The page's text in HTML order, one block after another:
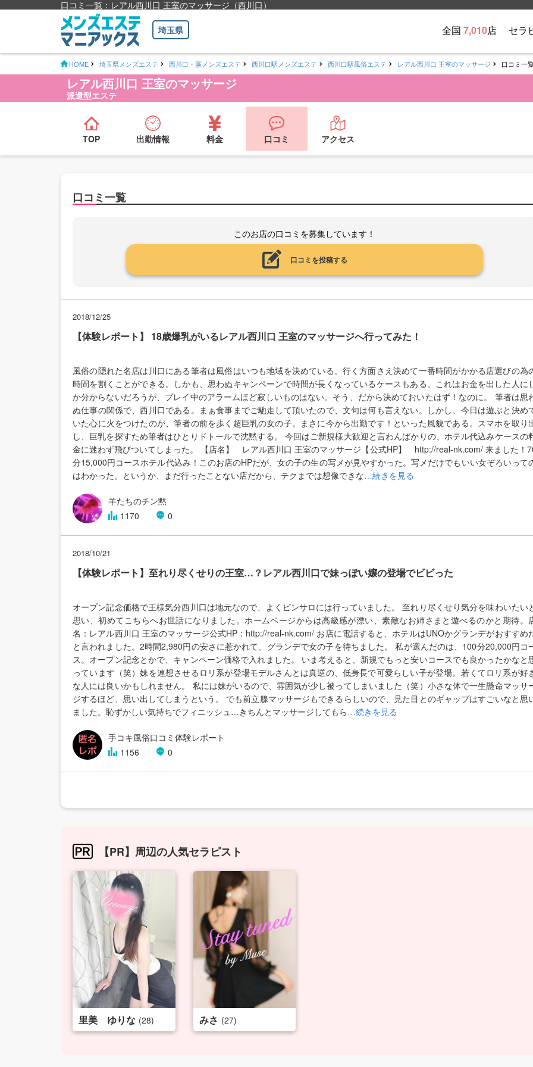
口コミ一覧：レアル西川口 王室のマッサージ（西川口）
埼玉県 全国 7,010店 セラ
HOME 埼玉県メンズエステ 西川口・蕨メンズエステ 西川口駅メンズエステ 西川口駅風俗エステ レアル西川口 王室のマッサージ 口コミ一
レアル西川口 王室のマッサージ
派遣型エステ
TOP 出勤情報 料金 口コミ アクセス
口コミ一覧
このお店の口コミを募集しています！
口コミを投稿する
2018/12/25
【体験レポート】 18歳爆乳がいるレアル西川口 王室のマッサージへ行ってみた！
風俗の隠れた名店は川口にある筆者は風俗はいつも地域を決めている。行く方面さえ決めて一番時間がかかる店選びの為
時間を割くことができる。しかも、思わぬキャンペーンで時間が長くなっているケースもある。これはお金を出した人に
か分からないだろうが、プレイ中のアラームほど寂しいものはない。そう、だから決めておいたはず！なのに。 筆者は思
ぬ仕事の関係で、西川口である。まぁ食事までご馳走して頂いたので、文句は何も言えない。しかし、今日は遊ぶと決め
いた心に火をつけたのが、筆者の前を歩く超巨乳の女の子。まさに今から出勤です！といった風貌である。スマホを取り
し、巨乳を探すため筆者はひとりドトールで沈黙する。 今回はご新規様大歓迎と言わんばかりの、ホテル代込みケースの
金に迷わず飛びついてしまった。 【店名】 レアル西川口 王室のマッサージ【公式HP】 http://real-nk.com/ 来ました！
分15,000円コースホテル代込み！このお店のHPだが、女の子の生の写メが見やすかった。写メだけでもいい女ぞろいって
はわかった。というか、まだ行ったことない店だから、テクまでは想像できな…続きを見る
羊たちのチン黙
1170
0
2018/10/21
【体験レポート】至れり尽くせりの王室…？レアル西川口で妹っぽい嬢の登場でビビった
オープン記念価格で王様気分西川口は地元なので、よくピンサロには行っていました。 至れり尽くせり気分を味わいたい
思い、初めてこちらへお世話になりました。ホームページからは高級感が漂い、素敵なお姉さまと遊べるのかと期待。
名：レアル西川口 王室のマッサージ公式HP：http://real-nk.com/ お店に電話すると、ホテルはUNOかグランデがおすすめ
と言われました。2時間2,980円の安さに惹かれて、グランデで女の子を待ちました。 私が選んだのは、100分20,000円コ
ス。オープン記念とかで、キャンペーン価格で入れました。 いま考えると、新規でもっと安いコースでも良かったかなと
っています（笑）妹を連想させるロリ系が登場モデルさんとは真逆の、低身長で可愛らしい子が登場。若くてロリ系が好
な人には良いかもしれません。 私には妹がいるので、雰囲気が少し被ってしまいました（笑）小さな体で一生懸命マッサ
ジするほど、思い出してしまうという。 でも前立腺マッサージもできるらしいので、見た目とのギャップはすごいなと思
ました。恥ずかしい気持ちでフィニッシュ…きちんとマッサージしてもら…続きを見る
手コキ風俗口コミ体験レポート
1156
0
【PR】周辺の人気セラピスト
里美 ゆりな (28) みさ (27)